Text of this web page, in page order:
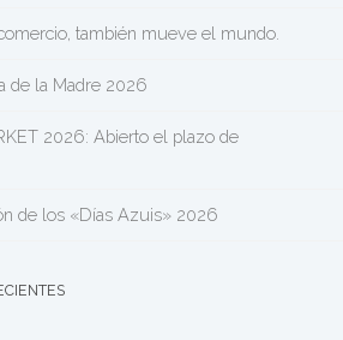
también mueve el mundo.
de la Madre 2026
2026: Abierto el plazo de
de los «Días Azuis» 2026